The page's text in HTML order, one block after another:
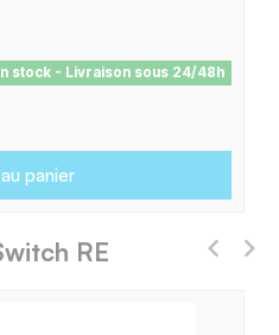
stock - Livraison sous 24/48h
panier
RE